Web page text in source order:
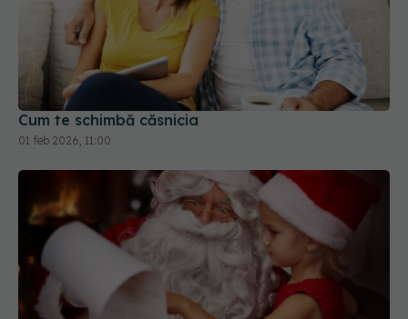
Cum te schimbă căsnicia
01 feb 2026, 11:00